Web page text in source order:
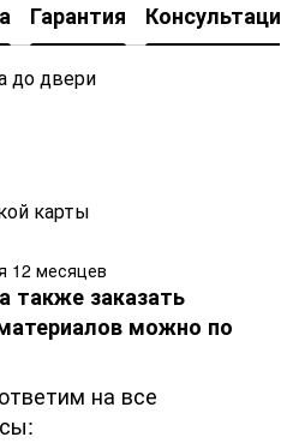
Гарантия Консультация
до двери
карты
12 месяцев
также заказать
можно по
на все